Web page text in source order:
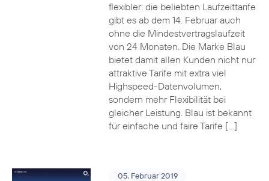
flexibler: die beliebten Laufzeittarife
gibt es ab dem 14. Februar auch
ohne die Mindestvertragslaufzeit
von 24 Monaten. Die Marke Blau
bietet damit allen Kunden nicht nur
attraktive Tarife mit extra viel
Highspeed-Datenvolumen,
sondern mehr Flexibilität bei
gleicher Leistung. Blau ist bekannt
für einfache und faire Tarife […]
05. Februar 2019